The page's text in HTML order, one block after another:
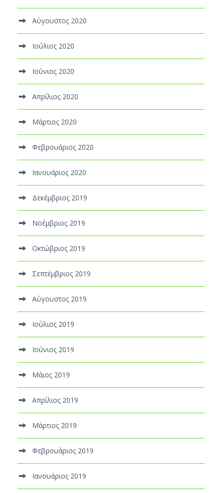
Αύγουστος 2020
Ιούλιος 2020
Ιούνιος 2020
Απρίλιος 2020
Μάρτιος 2020
Φεβρουάριος 2020
Ιανουάριος 2020
Δεκέμβριος 2019
Νοέμβριος 2019
Οκτώβριος 2019
Σεπτέμβριος 2019
Αύγουστος 2019
Ιούλιος 2019
Ιούνιος 2019
Μάιος 2019
Απρίλιος 2019
Μάρτιος 2019
Φεβρουάριος 2019
Ιανουάριος 2019